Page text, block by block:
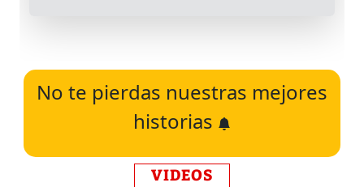
No te pierdas nuestras mejores
historias
VIDEOS